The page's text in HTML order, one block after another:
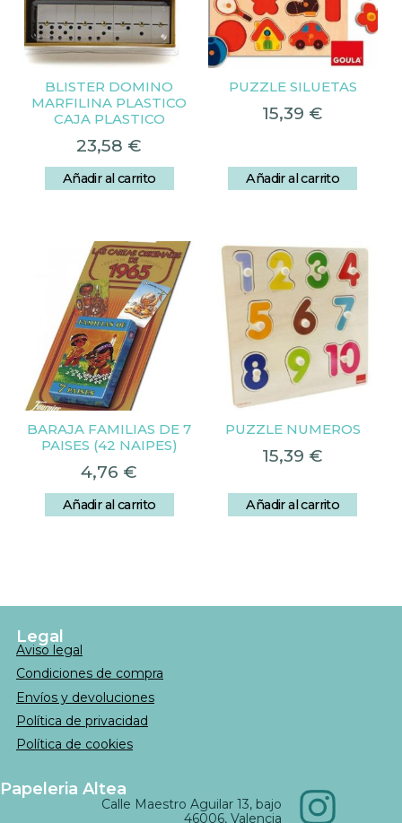
BLISTER DOMINO
MARFILINA PLASTICO
CAJA PLASTICO
23,58 €
Añadir al carrito
PUZZLE SILUETAS
15,39 €
Añadir al carrito
BARAJA FAMILIAS DE 7
PAISES (42 NAIPES)
4,76 €
Añadir al carrito
PUZZLE NUMEROS
15,39 €
Añadir al carrito
Legal
Aviso legal
Condiciones de compra
Envíos y devoluciones
Política de privacidad
Política de cookies
Papeleria Altea
Calle Maestro Aguilar 13, bajo
46006, Valencia